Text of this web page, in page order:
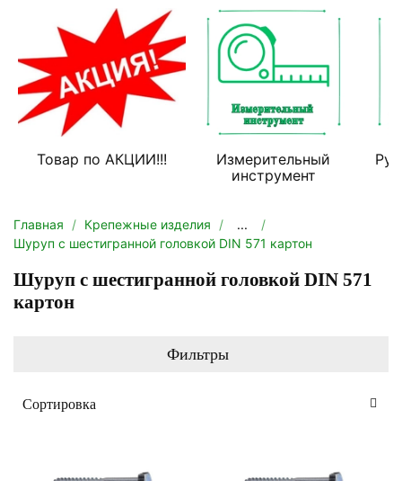
Товар по АКЦИИ!!!
Измерительный
инструмент
Главная Крепежные изделия
...
Шуруп с шестигранной головкой DIN 571 картон
Шуруп с шестигранной головкой DIN 571
картон
Фильтры